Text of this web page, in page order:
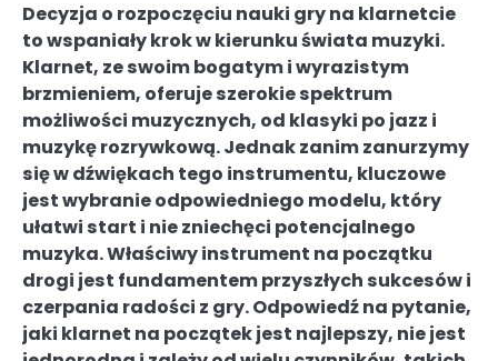
Decyzja o rozpoczęciu nauki gry na klarnetcie
to wspaniały krok w kierunku świata muzyki.
Klarnet, ze swoim bogatym i wyrazistym
brzmieniem, oferuje szerokie spektrum
możliwości muzycznych, od klasyki po jazz i
muzykę rozrywkową. Jednak zanim zanurzymy
się w dźwiękach tego instrumentu, kluczowe
jest wybranie odpowiedniego modelu, który
ułatwi start i nie zniechęci potencjalnego
muzyka. Właściwy instrument na początku
drogi jest fundamentem przyszłych sukcesów i
czerpania radości z gry. Odpowiedź na pytanie,
jaki klarnet na początek jest najlepszy, nie jest